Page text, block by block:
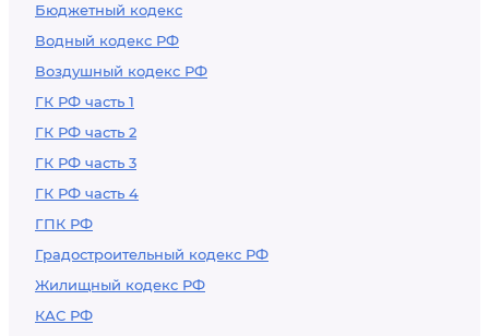
Бюджетный кодекс
Водный кодекс РФ
Воздушный кодекс РФ
ГК РФ часть 1
ГК РФ часть 2
ГК РФ часть 3
ГК РФ часть 4
ГПК РФ
Градостроительный кодекс РФ
Жилищный кодекс РФ
КАС РФ